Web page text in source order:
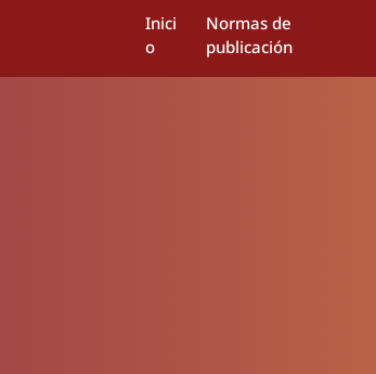
Inici
o
Normas de
publicación